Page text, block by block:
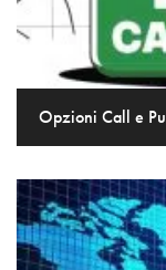
Opzioni Call e